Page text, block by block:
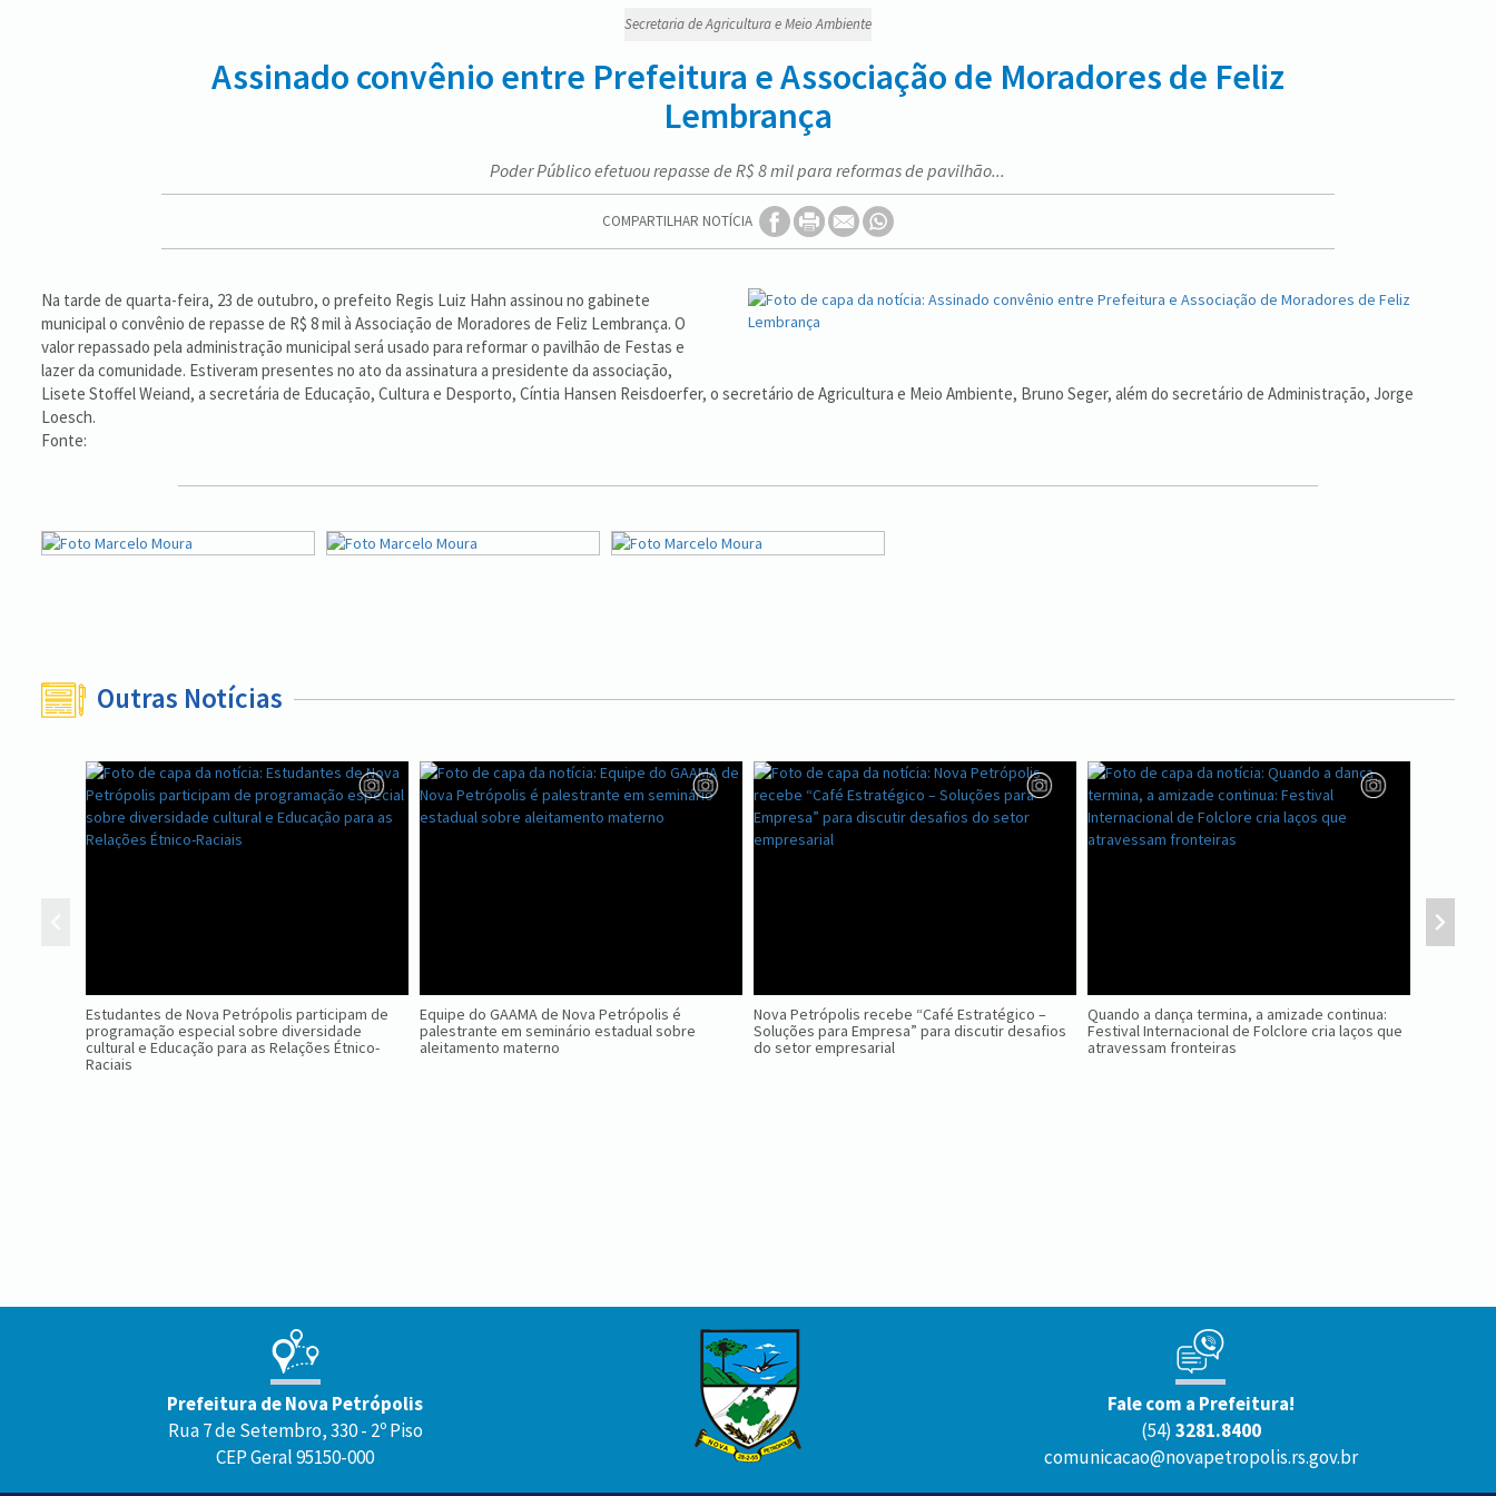
Secretaria de Agricultura e Meio Ambiente
Assinado convênio entre Prefeitura e Associação de Moradores de Feliz
Lembrança
Poder Público efetuou repasse de R$ 8 mil para reformas de pavilhão...
COMPARTILHAR NOTÍCIA
Na tarde de quarta-feira, 23 de outubro, o prefeito Regis Luiz Hahn assinou no gabinete
municipal o convênio de repasse de R$ 8 mil à Associação de Moradores de Feliz Lembrança. O
valor repassado pela administração municipal será usado para reformar o pavilhão de Festas e
lazer da comunidade. Estiveram presentes no ato da assinatura a presidente da associação,
Lisete Stoffel Weiand, a secretária de Educação, Cultura e Desporto, Cíntia Hansen Reisdoerfer, o secretário de Agricultura e Meio Ambiente, Bruno Seger, além do secretário de Administração, Jorge
Loesch.
Fonte:
Outras Notícias
Estudantes de Nova Petrópolis participam de
programação especial sobre diversidade
cultural e Educação para as Relações Étnico-
Raciais
Equipe do GAAMA de Nova Petrópolis é
palestrante em seminário estadual sobre
aleitamento materno
Nova Petrópolis recebe “Café Estratégico –
Soluções para Empresa” para discutir desafios
do setor empresarial
Quando a dança termina, a amizade continua:
Festival Internacional de Folclore cria laços que
atravessam fronteiras
Prefeitura de Nova Petrópolis
Rua 7 de Setembro, 330 - 2º Piso
CEP Geral 95150-000
Fale com a Prefeitura!
(54) 3281.8400
comunicacao@novapetropolis.rs.gov.br